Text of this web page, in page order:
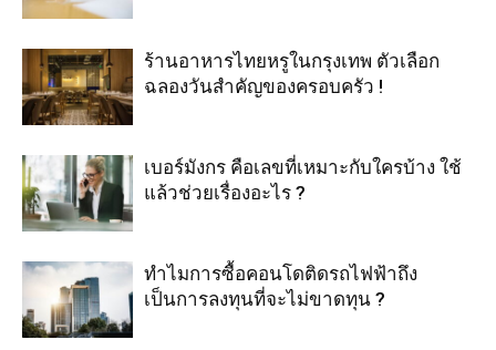
ร้านอาหารไทยหรูในกรุงเทพ ตัวเลือก
ฉลองวันสำคัญของครอบครัว !
เบอร์มังกร คือเลขที่เหมาะกับใครบ้าง ใช้
แล้วช่วยเรื่องอะไร ?
ทำไมการซื้อคอนโดติดรถไฟฟ้าถึง
เป็นการลงทุนที่จะไม่ขาดทุน ?